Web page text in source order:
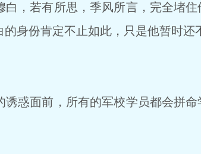
，若有所思，季风所言，完全堵
身份肯定不止如此，只是他暂时还
惑面前，所有的军校学员都会拼命